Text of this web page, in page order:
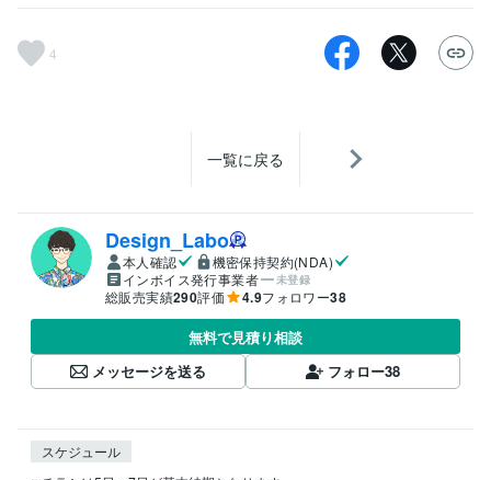
4
一覧に戻る
Design_Labo
本人確認
機密保持契約(NDA)
インボイス発行事業者
未登録
総販売実績290評価 4.9フォロワー38
無料で見積り相談
メッセージを送る
フォロー38
スケジュール